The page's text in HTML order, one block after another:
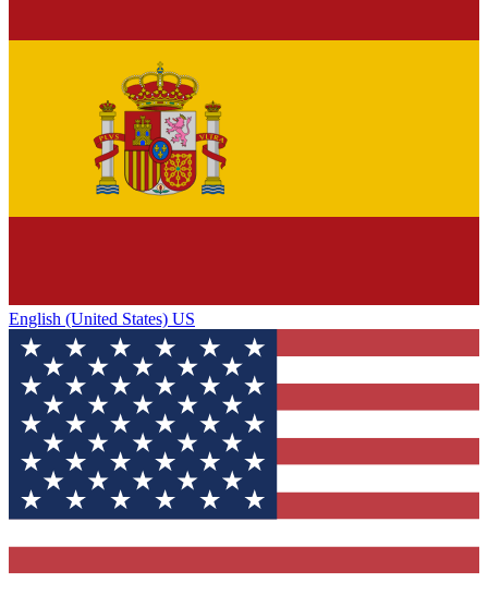
English (United States) US